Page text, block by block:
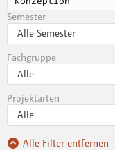
Semester
Fachgruppe
Projektarten
Alle Filter entfernen